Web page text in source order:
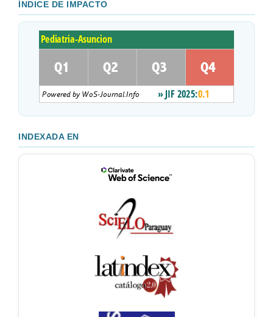
ÍNDICE DE IMPACTO
INDEXADA EN